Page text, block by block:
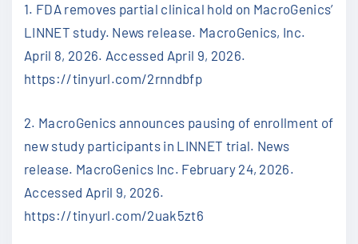
1. FDA removes partial clinical hold on MacroGenics’
LINNET study. News release. MacroGenics, Inc.
April 8, 2026. Accessed April 9, 2026.
https://tinyurl.com/2rnndbfp
2. MacroGenics announces pausing of enrollment of
new study participants in LINNET trial. News
release. MacroGenics Inc. February 24, 2026.
Accessed April 9, 2026.
https://tinyurl.com/2uak5zt6